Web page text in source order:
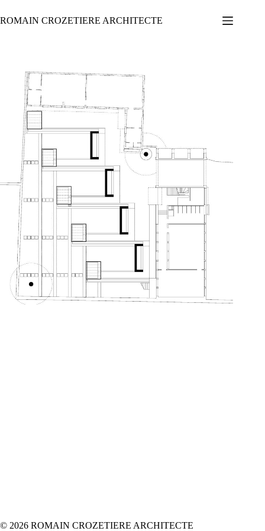
au
contenu
ROMAIN CROZETIERE ARCHITECTE
© 2026 ROMAIN CROZETIERE ARCHITECTE